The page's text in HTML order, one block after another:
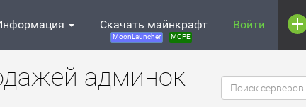
Скачать майнкрафт
MoonLauncher MCPE
Войти
админок